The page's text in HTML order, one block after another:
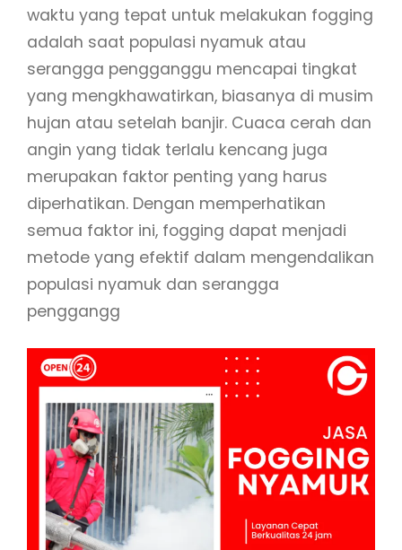
waktu yang tepat untuk melakukan fogging
adalah saat populasi nyamuk atau
serangga pengganggu mencapai tingkat
yang mengkhawatirkan, biasanya di musim
hujan atau setelah banjir. Cuaca cerah dan
angin yang tidak terlalu kencang juga
merupakan faktor penting yang harus
diperhatikan. Dengan memperhatikan
semua faktor ini, fogging dapat menjadi
metode yang efektif dalam mengendalikan
populasi nyamuk dan serangga
penggangg